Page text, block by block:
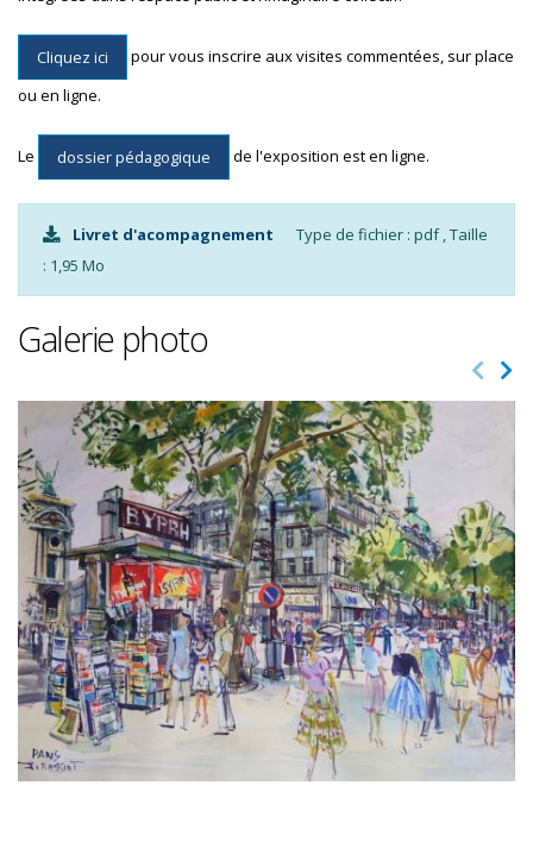
Cliquez ici
pour vous inscrire aux visites commentées, sur place
ou en ligne.
Le dossier pédagogique de l'exposition est en ligne.
Livret d'acompagnement
Type de fichier : pdf , Taille
: 1,95 Mo
Galerie photo